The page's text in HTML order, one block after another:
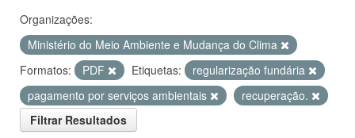
Organizações:
Ministério do Meio Ambiente e Mudança do Clima
Formatos:
PDF Etiquetas:
regularização fundária
pagamento por serviços ambientais
recuperação.
Filtrar Resultados